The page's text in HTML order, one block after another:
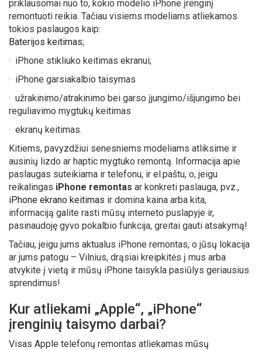
priklausomai nuo to, kokio modelio iPhone įrenginį
remontuoti reikia. Tačiau visiems modeliams atliekamos
tokios paslaugos kaip:
Baterijos keitimas;
· iPhone stikliuko keitimas ekranui;
· iPhone garsiakalbio taisymas
· užrakinimo/atrakinimo bei garso įjungimo/išjungimo bei
reguliavimo mygtukų keitimas
· ekranų keitimas.
Kitiems, pavyzdžiui senesniems modeliams atliksime ir
ausinių lizdo ar haptic mygtuko remontą. Informacija apie
paslaugas suteikiama ir telefonu, ir el.paštu, o, jeigu
reikalingas iPhone remontas ar konkreti paslauga, pvz.,
iPhone ekrano keitimas ir domina kaina arba kita,
informaciją galite rasti mūsų interneto puslapyje ir,
pasinaudoję gyvo pokalbio funkcija, greitai gauti atsakymą!
Tačiau, jeigu jums aktualus iPhone remontas, o jūsų lokacija
ar jums patogu – Vilnius, drąsiai kreipkitės į mus arba
atvykite į vietą ir mūsų iPhone taisykla pasiūlys geriausius
sprendimus!
Kur atliekami „Apple“, „iPhone“
įrenginių taisymo darbai?
Visas Apple telefonų remontas atliekamas mūsų